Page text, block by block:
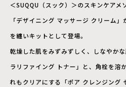
＜SUQQU（スック）＞のスキンケアメ
「デザイニング マッサージ クリーム」
を纏いキットとして登場。
乾燥した肌をみずみずしく、しなやか
ラリファイング トナー」と、角栓を溶
れもクリアにする「ポア クレンジング